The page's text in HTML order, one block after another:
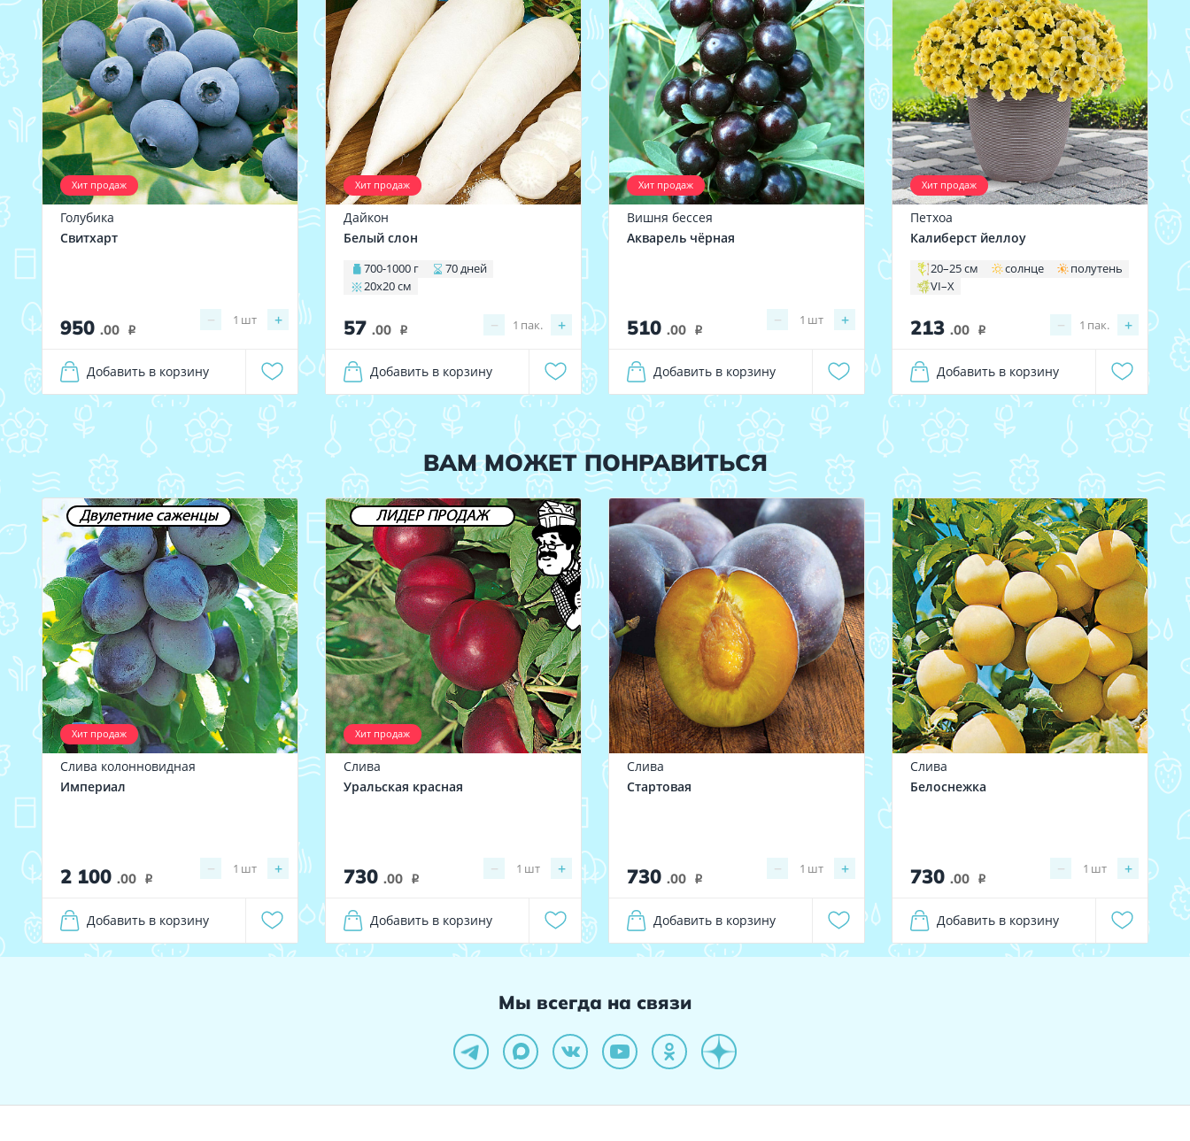
Хит продаж
Голубика
Свитхарт
950 .00 i
− +
1 шт
Добавить в корзину
Хит продаж
Дайкон
Белый слон
700-1000 г
70 дней
20х20 см
57 .00 i − +
1 пак.
Добавить в корзину
Хит продаж
Вишня бессея
Акварель чёрная
510 .00 i
− +
1 шт
Добавить в корзину
Хит продаж
Петхоа
Калиберст йеллоу
20–25 см солнце
полутень
VI–X
213 .00 i − +
1 пак.
Добавить в корзину
ВАМ МОЖЕТ ПОНРАВИТЬСЯ
Двулетние саженцы
Хит продаж
Слива колонновидная
Империал
2 100 .00 i
− +
1 шт
Добавить в корзину
ЛИДЕР ПРОДАЖ
Хит продаж
Слива
Уральская красная
730 .00 i
− +
1 шт
Добавить в корзину
Слива
Стартовая
730 .00 i
− +
1 шт
Добавить в корзину
Слива
Белоснежка
730 .00 i
− +
1 шт
Добавить в корзину
Мы всегда на связи